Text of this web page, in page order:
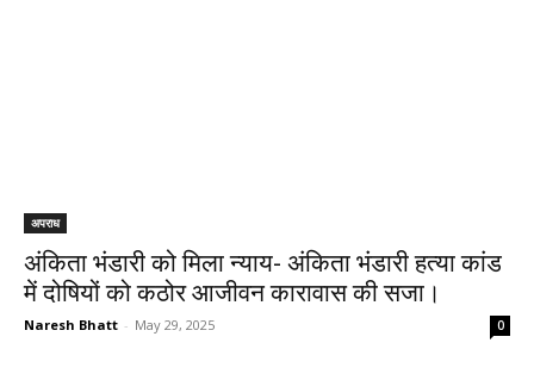
अपराध
अंकिता भंडारी को मिला न्याय- अंकिता भंडारी हत्या कांड
में दोषियों को कठोर आजीवन कारावास की सजा।
Naresh Bhatt - May 29, 2025 0